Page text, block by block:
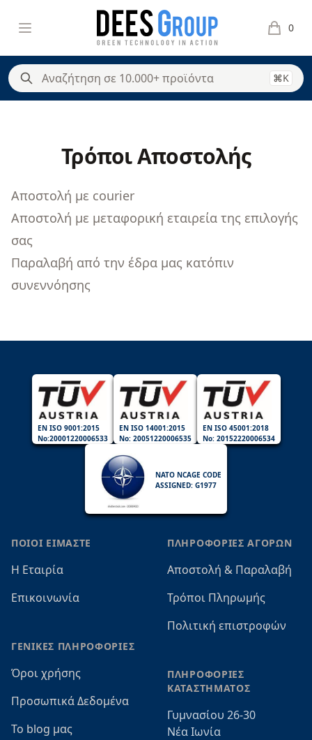
Open menu
DeesGroup
⌘K
0
items in
Τρόποι Αποστολής
Αποστολή με courier
Αποστολή με μεταφορική εταιρεία της επιλογής
σας
Παραλαβή από την έδρα μας κατόπιν
συνεννόησης
EN ISO 9001:2015
No:20001220006533
EN ISO 14001:2015
No: 20051220006535
EN ISO 45001:2018
No: 20152220006534
NATO NCAGE CODE
ASSIGNED: G1977
ΠΟΙΟΙ ΕΙΜΑΣΤΕ
Η Εταιρία
Επικοινωνία
ΓΕΝΙΚΕΣ ΠΛΗΡΟΦΟΡΙΕΣ
Όροι χρήσης
Προσωπικά Δεδομένα
Το blog μας
ΠΛΗΡΟΦΟΡΙΕΣ ΑΓΟΡΩΝ
Αποστολή & Παραλαβή
Τρόποι Πληρωμής
Πολιτική επιστροφών
ΠΛΗΡΟΦΟΡΙΕΣ
ΚΑΤΑΣΤΗΜΑΤΟΣ
Γυμνασίου 26-30
Νέα Ιωνία